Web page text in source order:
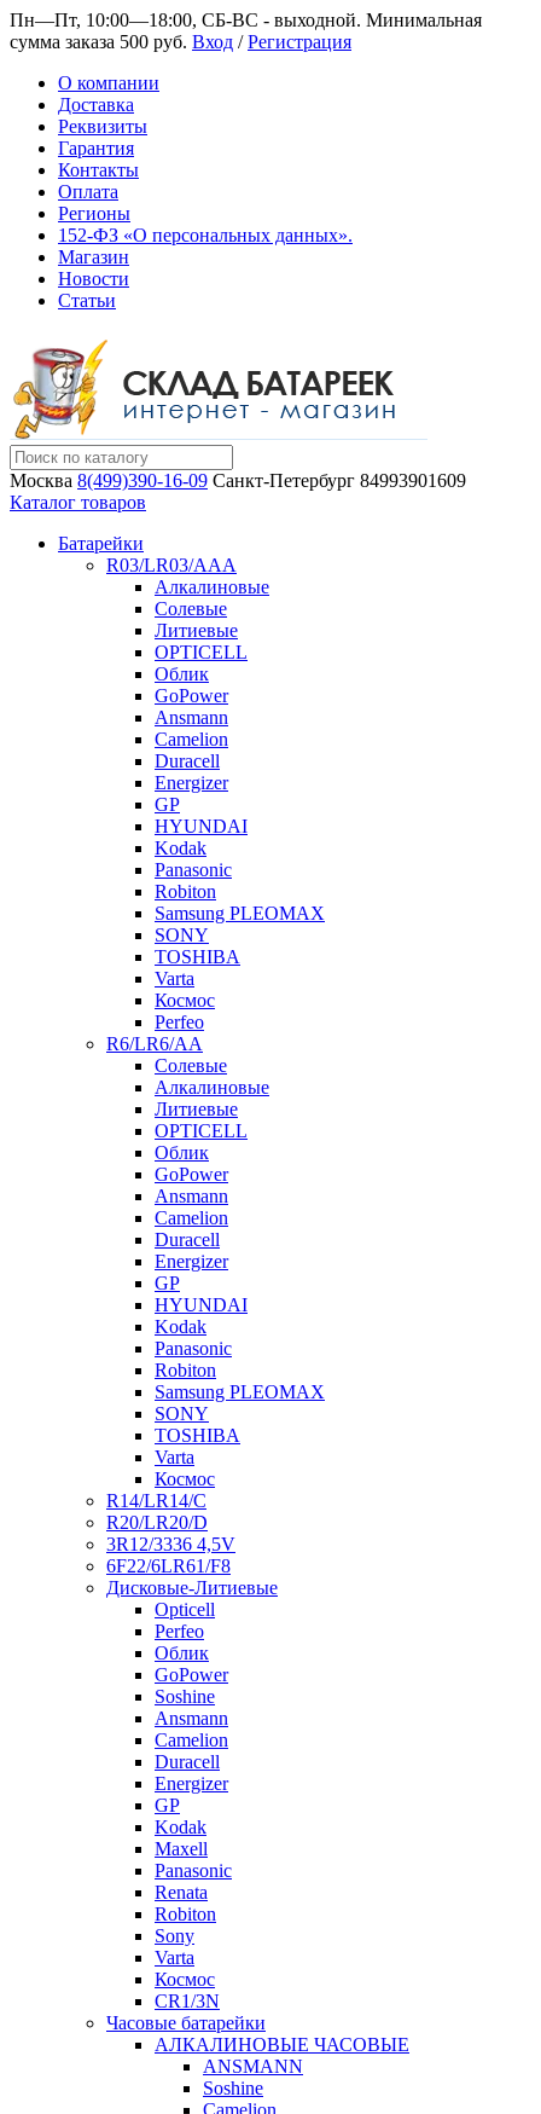
Пн—Пт, 10:00—18:00, СБ-ВС - выходной. Минимальная
сумма заказа 500 руб. Вход /Регистрация
О компании
Доставка
Реквизиты
Гарантия
Контакты
Оплата
Регионы
152-ФЗ «О персональных данных».
Магазин
Новости
Статьи
Москва 8(499)390-16-09 Санкт-Петербург 84993901609
Каталог товаров
Батарейки
R03/LR03/AAA
Алкалиновые
Солевые
Литиевые
OPTICELL
Облик
GoPower
Ansmann
Camelion
Duracell
Energizer
GP
HYUNDAI
Kodak
Panasonic
Robiton
Samsung PLEOMAX
SONY
TOSHIBA
Varta
Космос
Perfeo
R6/LR6/AA
Солевые
Алкалиновые
Литиевые
OPTICELL
Облик
GoPower
Ansmann
Camelion
Duracell
Energizer
GP
HYUNDAI
Kodak
Panasonic
Robiton
Samsung PLEOMAX
SONY
TOSHIBA
Varta
Космос
R14/LR14/C
R20/LR20/D
3R12/3336 4,5V
6F22/6LR61/F8
Дисковые-Литиевые
Opticell
Perfeo
Облик
GoPower
Soshine
Ansmann
Camelion
Duracell
Energizer
GP
Kodak
Maxell
Panasonic
Renata
Robiton
Sony
Varta
Космос
CR1/3N
Часовые батарейки
АЛКАЛИНОВЫЕ ЧАСОВЫЕ
ANSMANN
Soshine
Camelion